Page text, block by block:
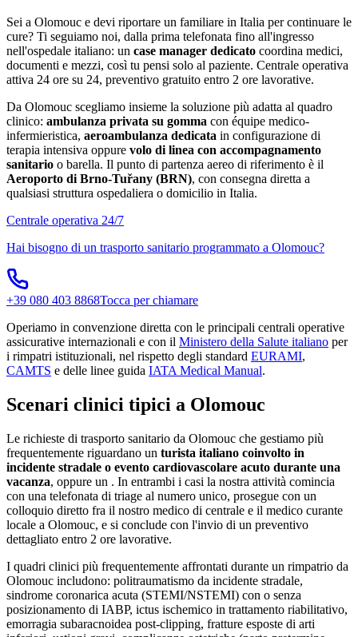
Sei a Olomouc e devi riportare un familiare in Italia per continuare le
cure? Ti seguiamo noi, dalla prima telefonata fino all'ingresso
nell'ospedale italiano: un case manager dedicato coordina medici,
documenti e mezzi, così tu pensi solo al paziente. Centrale operativa
attiva 24 ore su 24, preventivo gratuito entro 2 ore lavorative.
Da Olomouc scegliamo insieme la soluzione più adatta al quadro
clinico: ambulanza privata su gomma con équipe medico-
infermieristica, aeroambulanza dedicata in configurazione di
terapia intensiva oppure volo di linea con accompagnamento
sanitario o barella. Il punto di partenza aereo di riferimento è il
Aeroporto di Brno-Tuřany (BRN), con consegna diretta a
qualsiasi struttura ospedaliera o domicilio in Italia.
Centrale operativa 24/7
Hai bisogno di un trasporto sanitario programmato a Olomouc?
+39 080 403 8868Tocca per chiamare
Operiamo in convenzione diretta con le principali centrali operative
assicurative internazionali e con il Ministero della Salute italiano per
i rimpatri istituzionali, nel rispetto degli standard EURAMI,
CAMTS e delle linee guida IATA Medical Manual.
Scenari clinici tipici a Olomouc
Le richieste di trasporto sanitario da Olomouc che gestiamo più
frequentemente riguardano un turista italiano coinvolto in
incidente stradale o evento cardiovascolare acuto durante una
vacanza, oppure un . In entrambi i casi la nostra attività comincia
con una telefonata di triage al numero unico, prosegue con un
colloquio diretto fra il nostro medico di centrale e il medico curante
locale a Olomouc, e si conclude con l'invio di un preventivo
dettagliato entro 2 ore lavorative.
I quadri clinici più frequentemente affrontati durante un rimpatrio da
Olomouc includono: politraumatismo da incidente stradale,
sindrome coronarica acuta (STEMI/NSTEMI) con o senza
posizionamento di IABP, ictus ischemico in trattamento riabilitativo,
emorragia subaracnoidea post-clipping, fratture esposte di arti